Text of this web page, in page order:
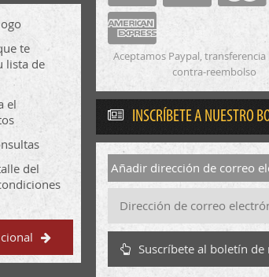
te
lista de
el
del
Aceptamos Paypal, transferencia
contra-reembolso
INSCRÍBETE A NUESTRO
Añadir dirección de correo
Suscríbete al boletín de